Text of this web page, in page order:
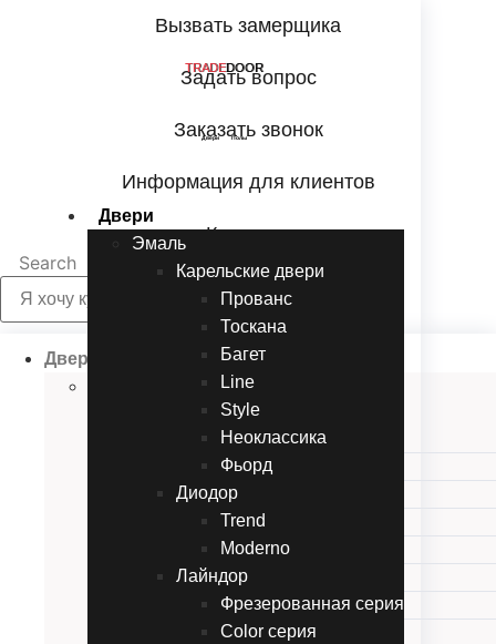
TRADEDOOR
Двери Полы
Двери
Эмаль
Карельские двери
Прованc
Тоскана
Багет
Line
Style
Неоклассика
Фьорд
Диодор
Trend
Moderno
Лайндор
Фрезерованная серия
Color серия
Вызвать замерщика
Задать вопрос
Заказать звонок
Информация для клиентов
Контакты
Search
Двери
Карельские двери
Прованc
Тоскана
Багет
Line
Style
Неоклассика
Фьорд
Диодор